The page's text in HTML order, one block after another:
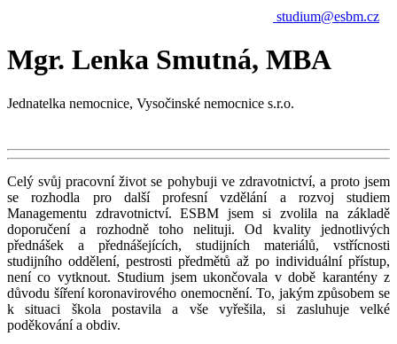
studium@esbm.cz
Mgr. Lenka Smutná, MBA
Jednatelka nemocnice, Vysočinské nemocnice s.r.o.
Celý svůj pracovní život se pohybuji ve zdravotnictví, a proto jsem
se rozhodla pro další profesní vzdělání a rozvoj studiem
Managementu zdravotnictví. ESBM jsem si zvolila na základě
doporučení a rozhodně toho nelituji. Od kvality jednotlivých
přednášek a přednášejících, studijních materiálů, vstřícnosti
studijního oddělení, pestrosti předmětů až po individuální přístup,
není co vytknout. Studium jsem ukončovala v době karantény z
důvodu šíření koronavirového onemocnění. To, jakým způsobem se
k situaci škola postavila a vše vyřešila, si zasluhuje velké
poděkování a obdiv.